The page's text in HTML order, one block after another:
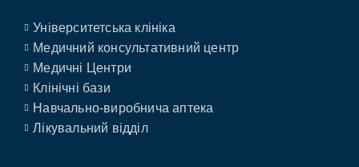
Університетська клініка
Медичний консультативний центр
Медичні Центри
Клінічні бази
Навчально-виробнича аптека
Лікувальний відділ